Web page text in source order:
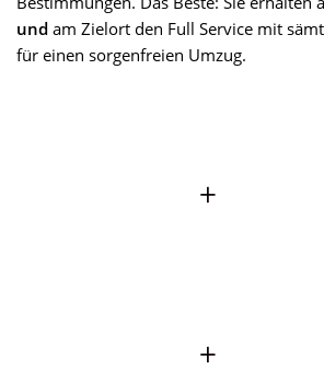
und am Zielort den Full Service mit
für einen sorgenfreien Umzug.